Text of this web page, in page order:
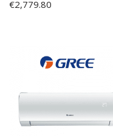
€2,779.80